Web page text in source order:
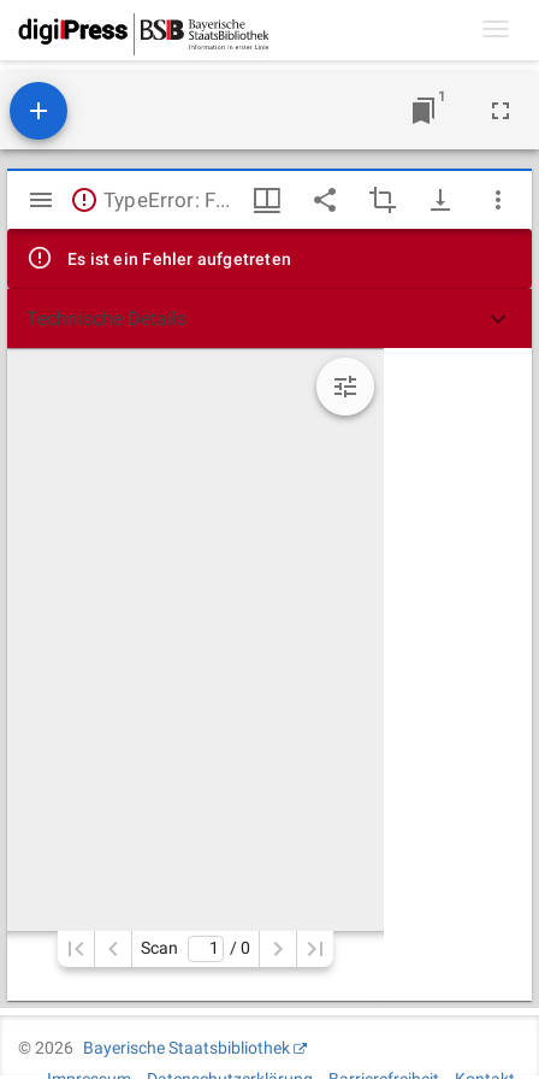
1
Mirador
Viewer
TypeError: Failed to fetch
Es ist ein Fehler aufgetreten
Technische Details
Scan / 0
©2026
Bayerische Staatsbibliothek